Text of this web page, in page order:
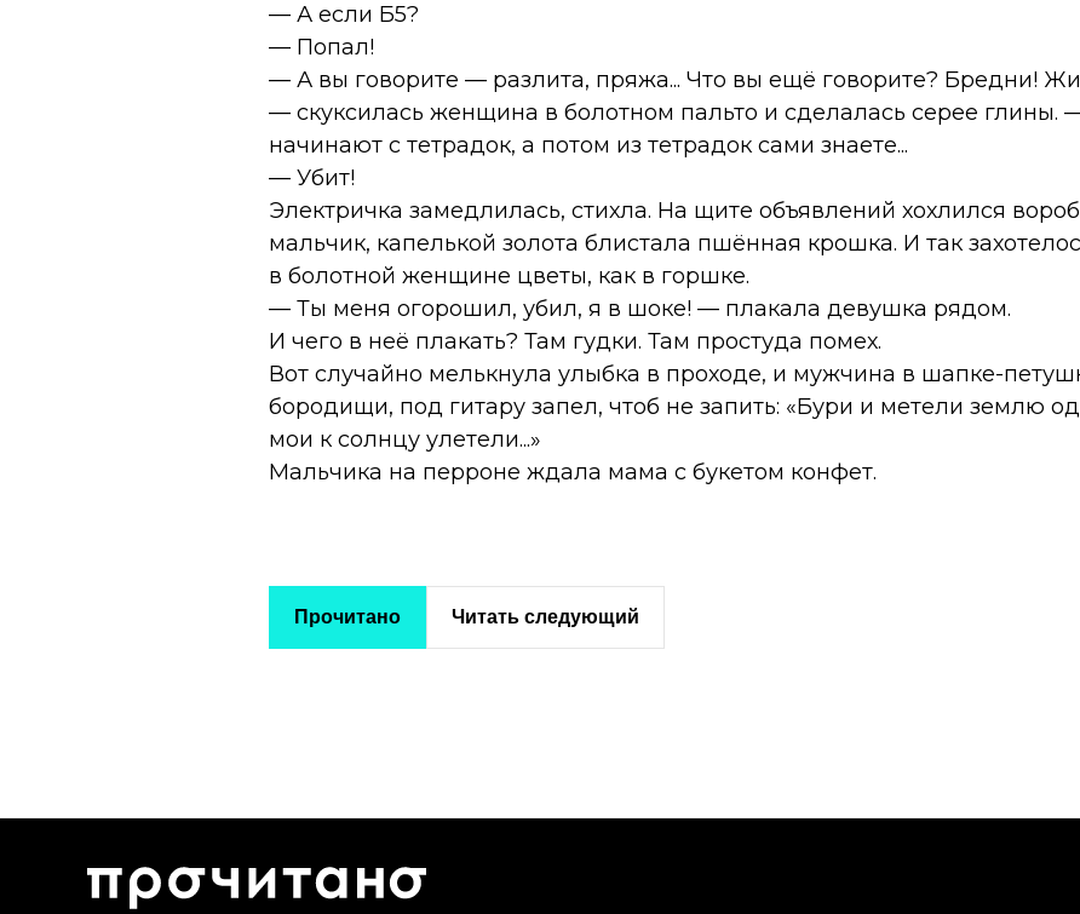
— А если Б5?
— Попал!
— А вы говорите — разлита, пряжа... Что вы ещё говорите? Бредни!
— скуксилась женщина в болотном пальто и сделалась серее глины.
начинают с тетрадок, а потом из тетрадок сами знаете...
— Убит!
Электричка замедлилась, стихла. На щите объявлений хохлился
мальчик, капелькой золота блистала пшённая крошка. И так
в болотной женщине цветы, как в горшке.
— Ты меня огорошил, убил, я в шоке! — плакала девушка рядом.
И чего в неё плакать? Там гудки. Там простуда помех.
Вот случайно мелькнула улыбка в проходе, и мужчина в шапке-
бородищи, под гитару запел, чтоб не запить: «Бури и метели землю
мои к солнцу улетели...»
Мальчика на перроне ждала мама с букетом конфет.
Прочитано Читать следующий